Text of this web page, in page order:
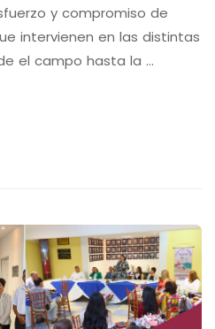
y compromiso de
intervienen en las distintas
el campo hasta la …